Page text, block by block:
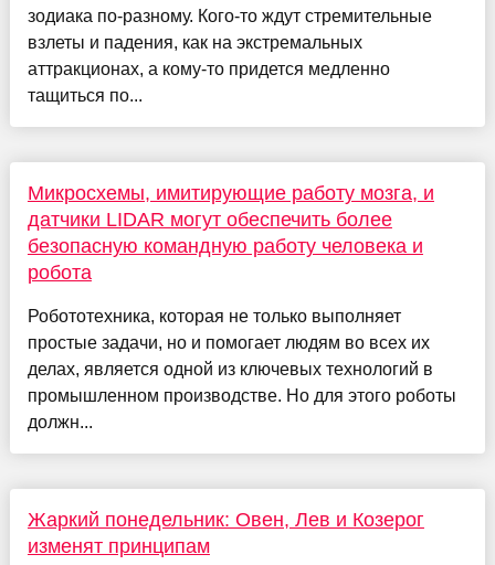
зодиака по-разному. Кого-то ждут стремительные
взлеты и падения, как на экстремальных
аттракционах, а кому-то придется медленно
тащиться по...
Микросхемы, имитирующие работу мозга, и
датчики LIDAR могут обеспечить более
безопасную командную работу человека и
робота
Робототехника, которая не только выполняет
простые задачи, но и помогает людям во всех их
делах, является одной из ключевых технологий в
промышленном производстве. Но для этого роботы
должн...
Жаркий понедельник: Овен, Лев и Козерог
изменят принципам